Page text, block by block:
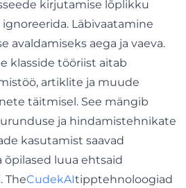
kirjutamise lõplikku
Läbivaatamine
avaldamiseks aega ja vaeva.
klasside tööriist aitab
artiklite ja muude
täitmisel. See mängib
ja hindamistehnikate
kasutamist saavad
õpilased luua ehtsaid
TheCudekAItipptehnoloogiad